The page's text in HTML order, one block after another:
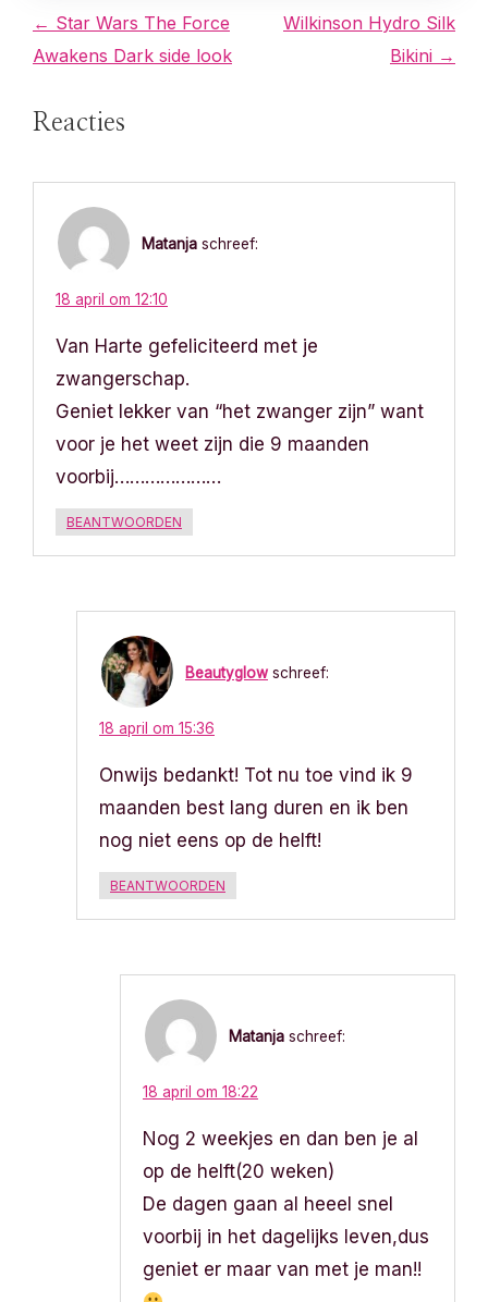
B
e
r
← Star Wars The Force
Awakens Dark side look
Wilkinson Hydro Silk
Bikini →
Reacties
Matanja schreef:
18 april om 12:10
Van Harte gefeliciteerd met je
zwangerschap.
Geniet lekker van “het zwanger zijn” want
voor je het weet zijn die 9 maanden
voorbij…………………
BEANTWOORDEN
Beautyglow schreef:
18 april om 15:36
Onwijs bedankt! Tot nu toe vind ik 9
maanden best lang duren en ik ben
nog niet eens op de helft!
BEANTWOORDEN
Matanja schreef:
18 april om 18:22
Nog 2 weekjes en dan ben je al
op de helft(20 weken)
De dagen gaan al heeel snel
voorbij in het dagelijks leven,dus
geniet er maar van met je man!!